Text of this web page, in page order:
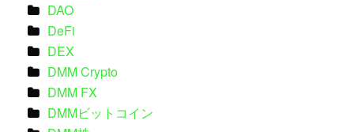
DAO
DeFi
DEX
DMM Crypto
DMM FX
DMMビットコイン